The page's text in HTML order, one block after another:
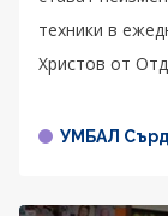
техники в
Христов от
УМБАЛ